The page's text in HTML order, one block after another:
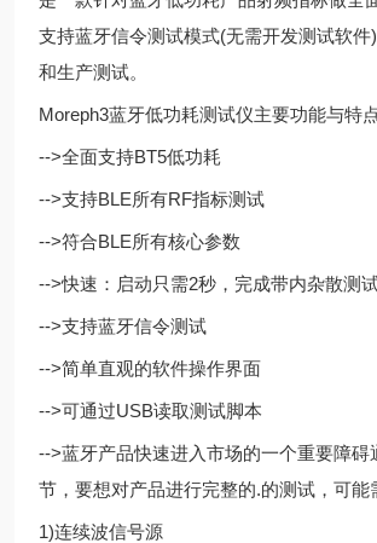
支持蓝牙信令测试模式(无需开发测试软件
和生产测试。
Moreph3蓝牙低功耗测试仪主要功能与特
-->全面支持BT5低功耗
-->支持BLE所有RF指标测试
-->符合BLE所有核心参数
-->快速：启动只需2秒，完成带内杂散测
-->支持蓝牙信令测试
-->简单直观的软件操作界面
-->可通过USB读取测试脚本
-->蓝牙产品快速进入市场的一个重要障碍
节，要想对产品进行完整的.的测试，可能
1)连续波信号源